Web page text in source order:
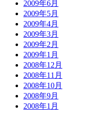
2009年6月
2009年5月
2009年4月
2009年3月
2009年2月
2009年1月
2008年12月
2008年11月
2008年10月
2008年9月
2008年1月